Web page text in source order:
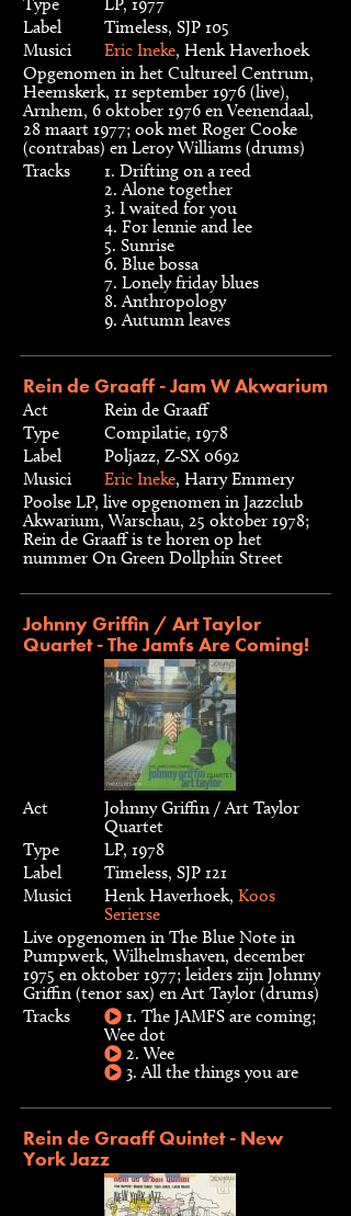
Label
Timeless, SJP 105
Musici
Eric Ineke, Henk Haverhoek
Opgenomen in het Cultureel Centrum,
Heemskerk, 11 september 1976 (live),
Arnhem, 6 oktober 1976 en Veenendaal,
28 maart 1977; ook met Roger Cooke
(contrabas) en Leroy Williams (drums)
Tracks
1. Drifting on a reed
2. Alone together
3. I waited for you
4. For lennie and lee
5. Sunrise
6. Blue bossa
7. Lonely friday blues
8. Anthropology
9. Autumn leaves
Rein de Graaff - Jam W Akwarium
Act
Rein de Graaff
Type
Compilatie, 1978
Label
Poljazz, Z-SX 0692
Musici
Eric Ineke, Harry Emmery
Poolse LP, live opgenomen in Jazzclub
Akwarium, Warschau, 25 oktober 1978;
Rein de Graaff is te horen op het
nummer On Green Dollphin Street
Johnny Griffin / Art Taylor
Quartet - The Jamfs Are Coming!
Act
Johnny Griffin / Art Taylor
Quartet
Type
LP, 1978
Label
Timeless, SJP 121
Musici
Henk Haverhoek, Koos
Serierse
Live opgenomen in The Blue Note in
Pumpwerk, Wilhelmshaven, december
1975 en oktober 1977; leiders zijn Johnny
Griffin (tenor sax) en Art Taylor (drums)
Tracks
1. The JAMFS are coming;
Wee dot
2. Wee
3. All the things you are
Rein de Graaff Quintet - New
York Jazz